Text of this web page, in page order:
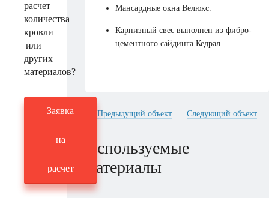
расчет
количества
кровли
или
других
материалов?
Заявка
на
расчет
Мансардные окна Велюкс.
Карнизный свес выполнен из фибро-
цементного сайдинга Кедрал.
Предыдущий объект Следующий объект
Используемые
материалы